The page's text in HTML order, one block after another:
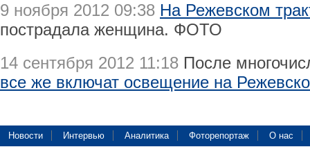
9 ноября 2012 09:38 На Режевском
пострадала женщина. ФОТО
14 сентября 2012 11:18 После
все же включат освещение на
Новости Интервью Аналитика Фоторепортаж О нас